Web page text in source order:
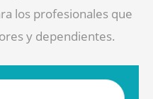
los profesionales que
y dependientes.